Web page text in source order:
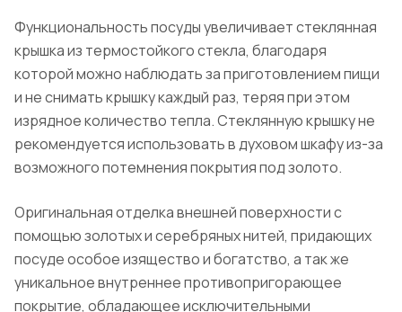
Функциональность посуды увеличивает стеклянная
крышка из термостойкого стекла, благодаря
которой можно наблюдать за приготовлением пищи
и не снимать крышку каждый раз, теряя при этом
изрядное количество тепла. Стеклянную крышку не
рекомендуется использовать в духовом шкафу из-за
возможного потемнения покрытия под золото.
Оригинальная отделка внешней поверхности с
помощью золотых и серебряных нитей, придающих
посуде особое изящество и богатство, а так же
уникальное внутреннее противопригорающее
покрытие, обладающее исключительными